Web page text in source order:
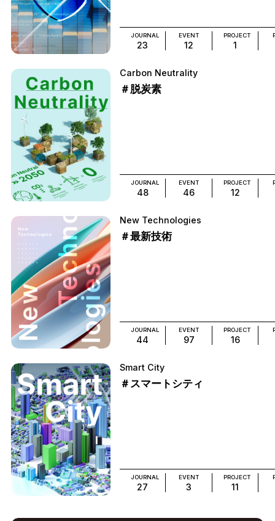
JOURNAL
23
EVENT
12
PROJECT
1
Carbon Neutrality
＃脱炭素
JOURNAL
48
EVENT
46
PROJECT
12
New Technologies
＃最新技術
JOURNAL
44
EVENT
97
PROJECT
16
Smart City
＃スマートシティ
JOURNAL
27
EVENT
3
PROJECT
11